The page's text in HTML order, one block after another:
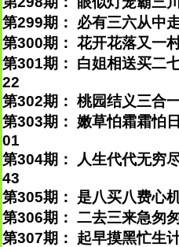
第299期： 必有三六从中
第300期： 花开花落又一
第301期： 白姐相送买二
22
第302期： 桃园结义三合
第303期： 嫩草怕霜霜怕
01
第304期： 人生代代无穷
43
第305期： 是八买八费心
第306期： 二去三来急匆
第307期： 起早摸黑忙生